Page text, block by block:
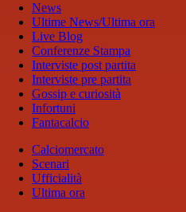
News
Ultime News/Ultima ora
Live Blog
Conferenze Stampa
Interviste post partita
Interviste pre partita
Gossip e curiosità
Infortuni
Fantacalcio
Calciomercato
Scenari
Ufficialità
Ultima ora